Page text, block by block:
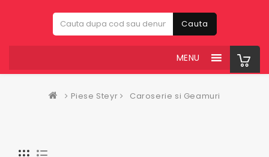
Cauta
MENU
Piese Steyr Caroserie si Geamuri